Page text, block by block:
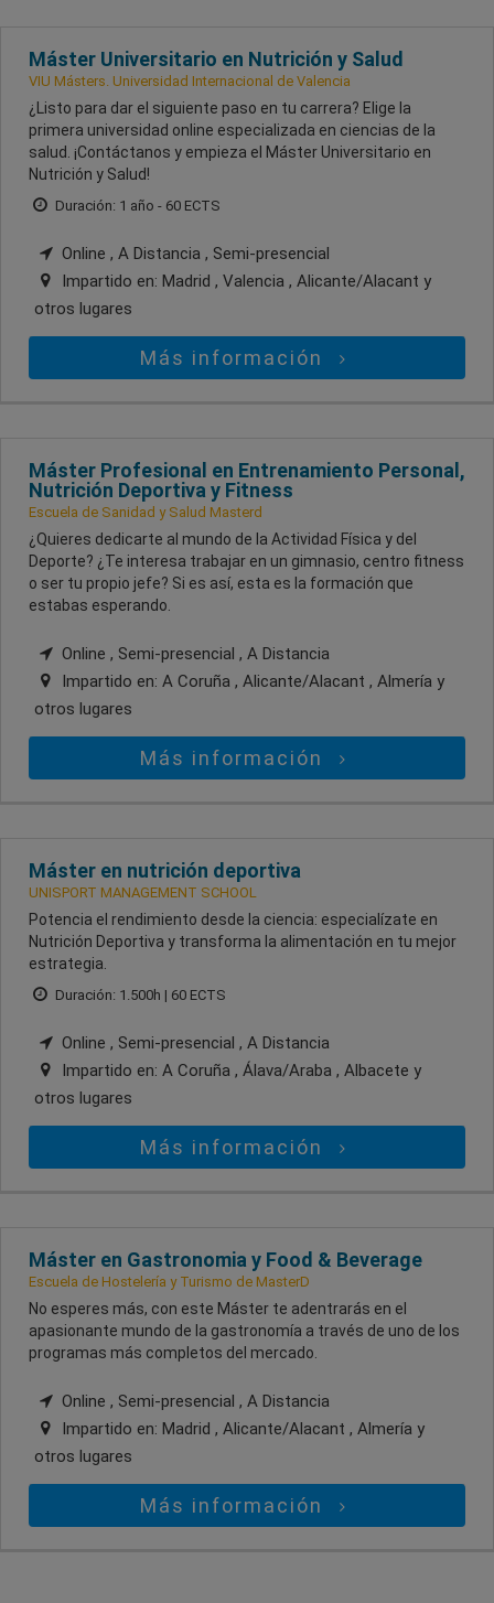
Máster Universitario en Nutrición y Salud
VIU Másters. Universidad Internacional de Valencia
¿Listo para dar el siguiente paso en tu carrera? Elige la
primera universidad online especializada en ciencias de la
salud. ¡Contáctanos y empieza el Máster Universitario en
Nutrición y Salud!
Duración: 1 año - 60 ECTS
Online , A Distancia , Semi-presencial
Impartido en: Madrid , Valencia , Alicante/Alacant y
otros lugares
Más información
Máster Profesional en Entrenamiento Personal,
Nutrición Deportiva y Fitness
Escuela de Sanidad y Salud Masterd
¿Quieres dedicarte al mundo de la Actividad Física y del
Deporte? ¿Te interesa trabajar en un gimnasio, centro fitness
o ser tu propio jefe? Si es así, esta es la formación que
estabas esperando.
Online , Semi-presencial , A Distancia
Impartido en: A Coruña , Alicante/Alacant , Almería y
otros lugares
Más información
Máster en nutrición deportiva
UNISPORT MANAGEMENT SCHOOL
Potencia el rendimiento desde la ciencia: especialízate en
Nutrición Deportiva y transforma la alimentación en tu mejor
estrategia.
Duración: 1.500h | 60 ECTS
Online , Semi-presencial , A Distancia
Impartido en: A Coruña , Álava/Araba , Albacete y
otros lugares
Más información
Máster en Gastronomia y Food & Beverage
Escuela de Hostelería y Turismo de MasterD
No esperes más, con este Máster te adentrarás en el
apasionante mundo de la gastronomía a través de uno de los
programas más completos del mercado.
Online , Semi-presencial , A Distancia
Impartido en: Madrid , Alicante/Alacant , Almería y
otros lugares
Más información